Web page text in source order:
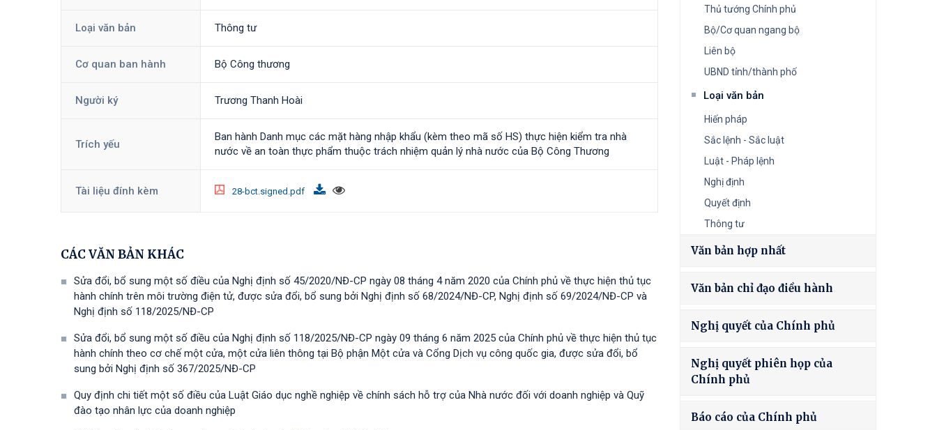
Loại văn bản Thông tư
Cơ quan ban hành Bộ Công thương
Người ký Trương Thanh Hoài
Trích yếu
Ban hành Danh mục các mặt hàng nhập khẩu (kèm theo mã số HS) thực hiện kiểm tra nhà
nước về an toàn thực phẩm thuộc trách nhiệm quản lý nhà nước của Bộ Công Thương
Tài liệu đính kèm 28-bct.signed.pdf
CÁC VĂN BẢN KHÁC
Sửa đổi, bổ sung một số điều của Nghị định số 45/2020/NĐ-CP ngày 08 tháng 4 năm 2020 của Chính phủ về thực hiện thủ tục
hành chính trên môi trường điện tử, được sửa đổi, bổ sung bởi Nghị định số 68/2024/NĐ-CP, Nghị định số 69/2024/NĐ-CP và
Nghị định số 118/2025/NĐ-СР
Sửa đổi, bổ sung một số điều của Nghị định số 118/2025/NĐ-CP ngày 09 tháng 6 năm 2025 của Chính phủ về thực hiện thủ tục
hành chính theo cơ chế một cửa, một cửa liên thông tại Bộ phận Một cửa và Cổng Dịch vụ công quốc gia, được sửa đổi, bổ
sung bởi Nghị định số 367/2025/NĐ-СР
Quy định chi tiết một số điều của Luật Giáo dục nghề nghiệp về chính sách hỗ trợ của Nhà nước đối với doanh nghiệp và Quỹ
đào tạo nhân lực của doanh nghiệp
Thủ tướng Chính phủ
Bộ/Cơ quan ngang bộ
Liên bộ
UBND tỉnh/thành phố
Loại văn bản
Hiến pháp
Sắc lệnh - Sắc luật
Luật - Pháp lệnh
Nghị định
Quyết định
Thông tư
Văn bản hợp nhất
Văn bản chỉ đạo điều hành
Nghị quyết của Chính phủ
Nghị quyết phiên họp của
Chính phủ
Báo cáo của Chính phủ